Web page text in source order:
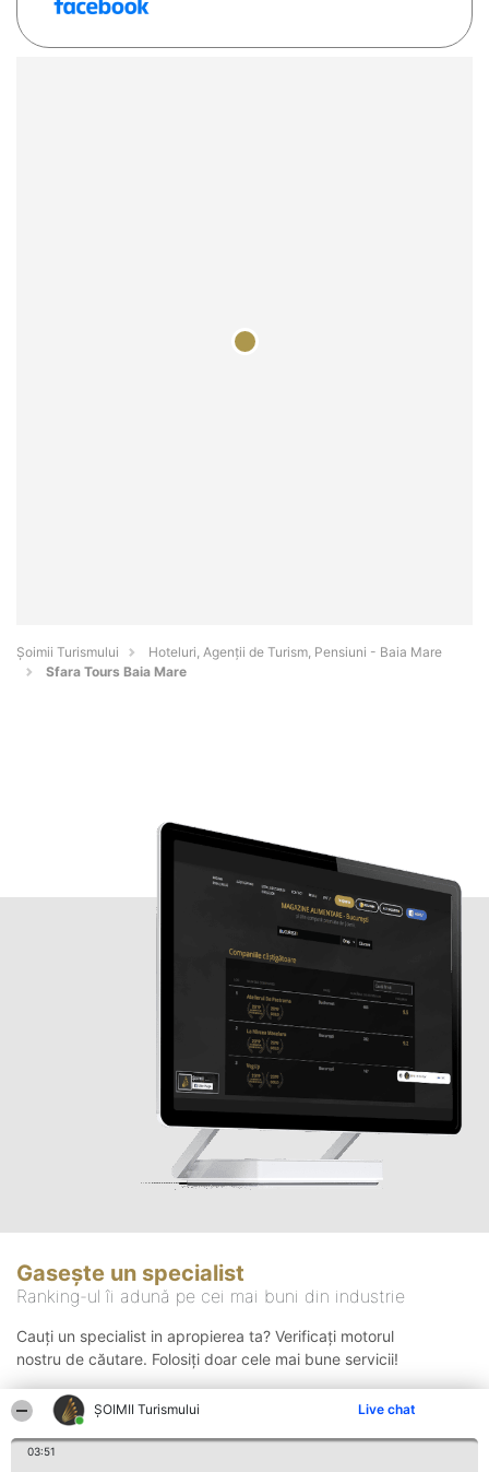
ȘOIMII Turismului Live chat
03:51
Șoimii Turismului
Hoteluri, Agenții de Turism, Pensiuni - Baia Mare
Sfara Tours Baia Mare
Gasește un specialist
Ranking-ul îi adună pe cei mai buni din industrie
Cauți un specialist in apropierea ta? Verificați motorul
nostru de căutare. Folosiți doar cele mai bune servicii!